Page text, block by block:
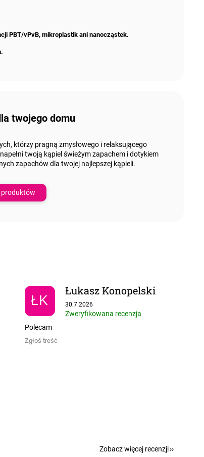
PBT/vPvB, mikroplastik ani nanocząstek.
twojego domu
którzy pragnązmysłowego i relaksującego
twoją kąpiel świeżym zapachem i dotykiem
zapachów dlatwojej najlepszej kąpieli.
produktów
ŁK
Łukasz Konopelski
Ocena sklepu to 5 na 5 gwiazdek.
30.7.2026
Zweryfikowana recenzja
Polecam
Zgłoś treść
Zobacz więcej recenzji